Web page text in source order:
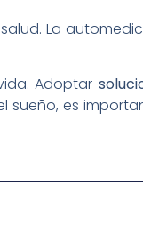
La
Adoptar
sueño, es